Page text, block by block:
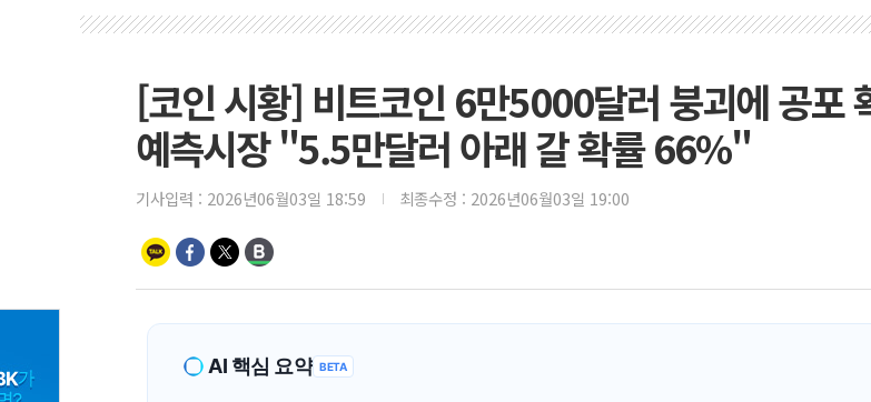
뉴욕증시 개장 전 특징주
트럼프 "금리 내려야"…파
특정 정치인 측근 포항시
李 "해남 태양광, 대한민
李 대통령, '6시간 마라
트럼프, 中 겨냥 폴리실
이란와이어 "이란 최고지
남동발전, 해남군에 국
[인도증시] 중동 불안 속
[코인 시황] 비트코인 6만5000달러 붕괴에 공포
예측시장 "5.5만달러 아래 갈 확률 66%"
기사입력 : 2026년06월03일 18:59 최종수정 : 2026년06월03일 19:00
AI 핵심 요약 BETA